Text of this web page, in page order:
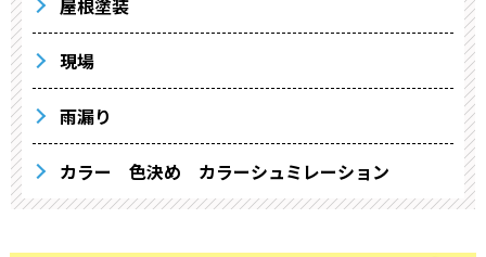
屋根塗装
現場
雨漏り
カラー 色決め カラーシュミレーション